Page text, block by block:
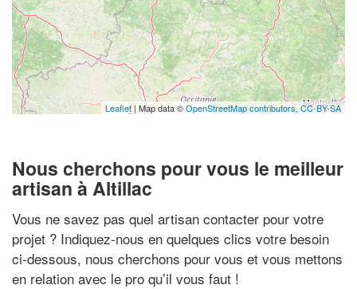
Leaflet | Map data ©OpenStreetMap contributors,CC-BY-SA
Nous cherchons pour vous le meilleur
artisan à Altillac
Vous ne savez pas quel artisan contacter pour votre
projet ? Indiquez-nous en quelques clics votre besoin
ci-dessous, nous cherchons pour vous et vous mettons
en relation avec le pro qu’il vous faut !